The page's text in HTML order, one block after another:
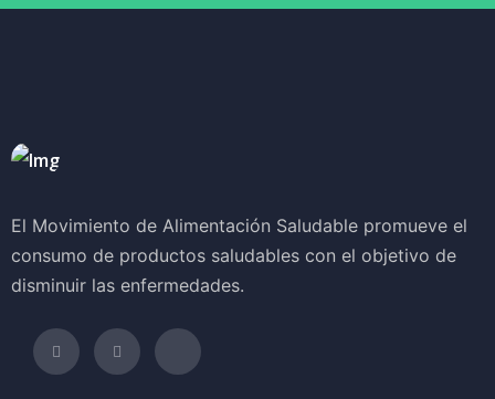
El Movimiento de Alimentación Saludable promueve el
consumo de productos saludables con el objetivo de
disminuir las enfermedades.